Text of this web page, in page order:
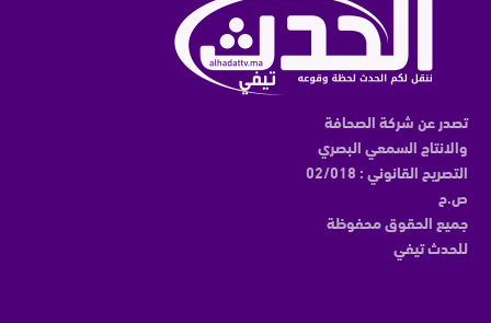
تصدر عن شركة الصحافة
والانتاج السمعي البصري
التصريح القانوني : 02/018
ص.ح
جميع الحقوق محفوظة
للحدث تيفي